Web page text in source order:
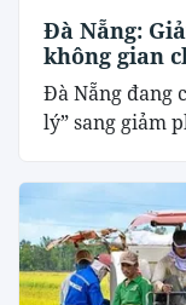
Đà Nẵng:
không gian
Đà Nẵng đang
lý” sang giảm